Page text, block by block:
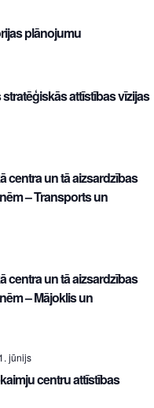
plānojumu
attīstības vīzijas
centra un tā aizsardzības
– Transports un
centra un tā aizsardzības
– Mājoklis un
jūnijs
centru attīstības